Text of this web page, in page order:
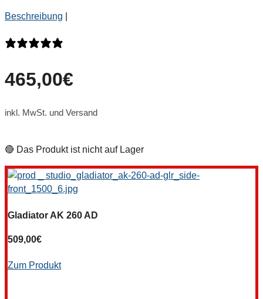
Beschreibung
465,00€
inkl. MwSt. und Versand
🔴 Das Produkt ist nicht auf Lager
Gladiator AK 260 AD
509,00€
Zum Produkt